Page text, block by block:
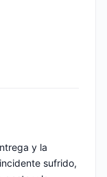
y la
sufrido,